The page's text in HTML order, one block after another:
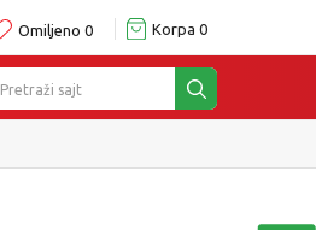
Omiljeno 0 Korpa 0
Pretraži sajt